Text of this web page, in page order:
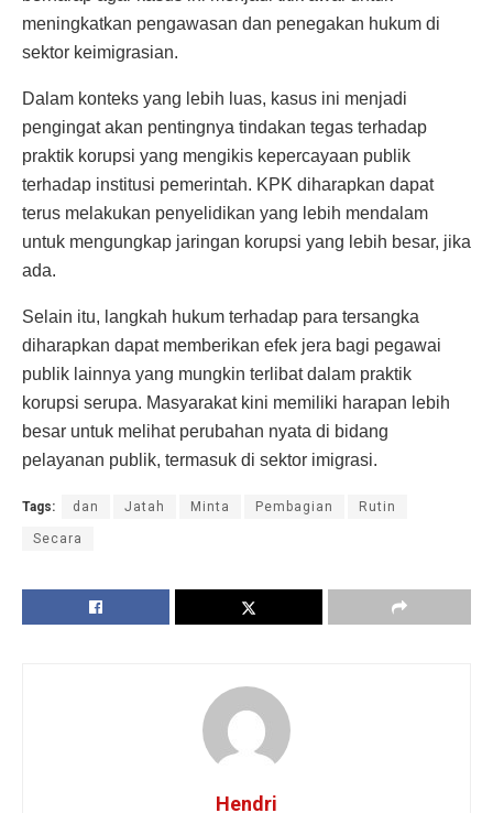
meningkatkan pengawasan dan penegakan hukum di
sektor keimigrasian.
Dalam konteks yang lebih luas, kasus ini menjadi
pengingat akan pentingnya tindakan tegas terhadap
praktik korupsi yang mengikis kepercayaan publik
terhadap institusi pemerintah. KPK diharapkan dapat
terus melakukan penyelidikan yang lebih mendalam
untuk mengungkap jaringan korupsi yang lebih besar, jika
ada.
Selain itu, langkah hukum terhadap para tersangka
diharapkan dapat memberikan efek jera bagi pegawai
publik lainnya yang mungkin terlibat dalam praktik
korupsi serupa. Masyarakat kini memiliki harapan lebih
besar untuk melihat perubahan nyata di bidang
pelayanan publik, termasuk di sektor imigrasi.
Tags: dan Jatah Minta Pembagian Rutin
Secara
Hendri